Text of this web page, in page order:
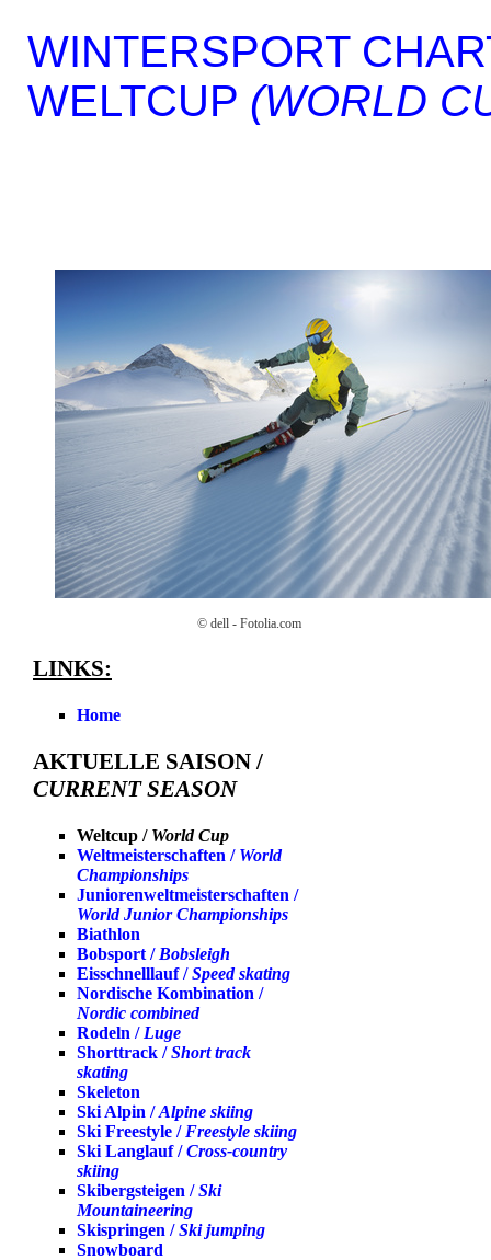
WINTERSPORT
WELTCUP (WORLD
© dell - Fotolia.com
LINKS:
Home
AKTUELLE SAISON /
CURRENT SEASON
Weltcup / World Cup
Weltmeisterschaften / World
Championships
Juniorenweltmeisterschaften /
World Junior Championships
Biathlon
Bobsport / Bobsleigh
Eisschnelllauf /Speed skating
Nordische Kombination /
Nordic combined
Rodeln / Luge
Shorttrack /Short track
skating
Skeleton
Ski Alpin /Alpine skiing
Ski Freestyle / Freestyle skiing
Ski Langlauf /Cross-country
skiing
Skibergsteigen /Ski
Mountaineering
Skispringen /Ski jumping
Snowboard